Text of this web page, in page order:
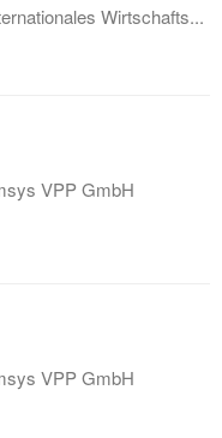
Wirtschafts...
VPP GmbH
VPP GmbH